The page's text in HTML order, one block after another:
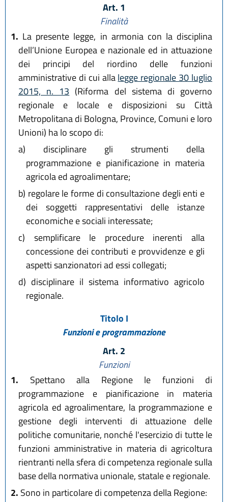
Art. 1
Finalità
1. La presente legge, in armonia con la disciplina
dell’Unione Europea e nazionale ed in attuazione
dei principi del riordino delle funzioni
amministrative di cui allalegge regionale 30 luglio
2015, n. 13 (Riforma del sistema di governo
regionale e locale e disposizioni su Città
Metropolitana di Bologna, Province, Comuni e loro
Unioni) ha lo scopo di:
a) disciplinare gli strumenti della
programmazione e pianificazione in materia
agricola ed agroalimentare;
b) regolare le forme di consultazione degli enti e
dei soggetti rappresentativi delle istanze
economiche e sociali interessate;
c) semplificare le procedure inerenti alla
concessione dei contributi e provvidenze e gli
aspetti sanzionatori ad essi collegati;
d) disciplinare il sistema informativo agricolo
regionale.
Titolo I
Funzioni e programmazione
Art. 2
Funzioni
1. Spettano alla Regione le funzioni di
programmazione e pianificazione in materia
agricola ed agroalimentare, la programmazione e
gestione degli interventi di attuazione delle
politiche comunitarie, nonché l'esercizio di tutte le
funzioni amministrative in materia di agricoltura
rientranti nella sfera di competenza regionale sulla
base della normativa unionale, statale e regionale.
2. Sono in particolare di competenza della Regione: